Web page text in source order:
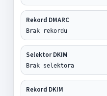
Rekord DMARC
Brak rekordu
Selektor DKIM
Brak selektora
Rekord DKIM